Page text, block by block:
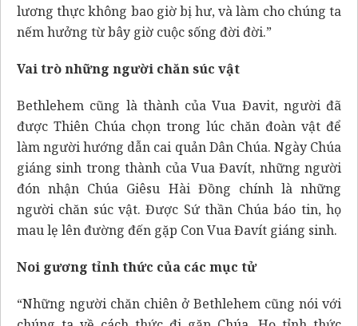
lương thực không bao giờ bị hư, và làm cho chúng ta
nếm hưởng từ bây giờ cuộc sống đời đời.”
Vai trò những người chăn súc vật
Bethlehem cũng là thành của Vua Đavit, người đã
được Thiên Chúa chọn trong lúc chăn đoàn vật để
làm người hướng dẫn cai quản Dân Chúa. Ngày Chúa
giáng sinh trong thành của Vua Đavít, những người
đón nhận Chúa Giêsu Hài Đồng chính là những
người chăn súc vật. Được Sứ thần Chúa báo tin, họ
mau lẹ lên đường đến gặp Con Vua Đavít giáng sinh.
Noi gương tỉnh thức của các mục tử
“Những người chăn chiên ở Bethlehem cũng nói với